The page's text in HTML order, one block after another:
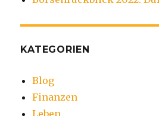
KATEGORIEN
Blog
Finanzen